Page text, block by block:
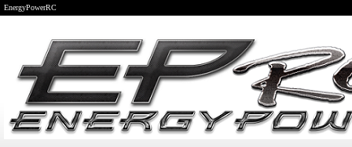
EnergyPowerRC